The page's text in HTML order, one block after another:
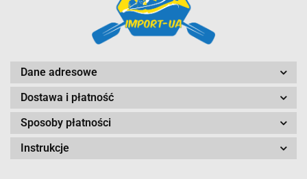
GriSport
Dane adresowe
Dostawa i płatność
Sposoby płatności
Instrukcje